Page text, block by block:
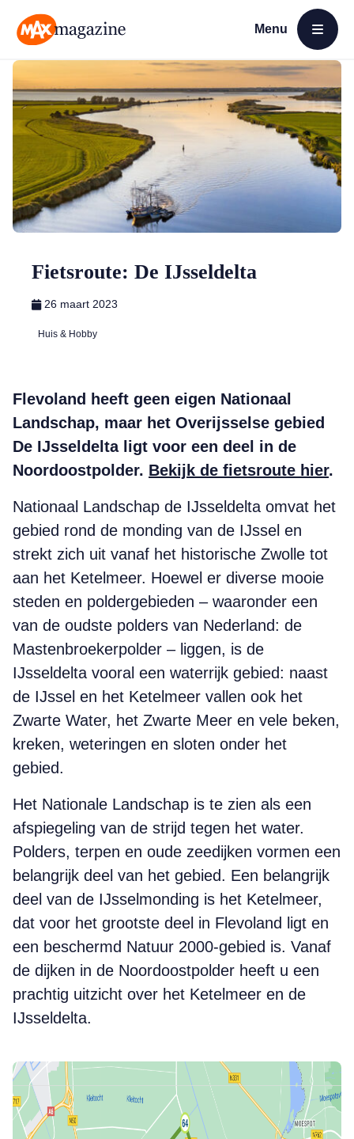
Menu
Open menu
Fietsroute: De IJsseldelta
26 maart 2023
Huis & Hobby
Flevoland heeft geen eigen Nationaal
Landschap, maar het Overijsselse gebied
De IJsseldelta ligt voor een deel in de
Noordoostpolder. Bekijk de fietsroute hier.
Nationaal Landschap de IJsseldelta omvat het
gebied rond de monding van de IJssel en
strekt zich uit vanaf het historische Zwolle tot
aan het Ketelmeer. Hoewel er diverse mooie
steden en poldergebieden – waaronder een
van de oudste polders van Nederland: de
Mastenbroekerpolder – liggen, is de
IJsseldelta vooral een waterrijk gebied: naast
de IJssel en het Ketelmeer vallen ook het
Zwarte Water, het Zwarte Meer en vele beken,
kreken, weteringen en sloten onder het
gebied.
Het Nationale Landschap is te zien als een
afspiegeling van de strijd tegen het water.
Polders, terpen en oude zeedijken vormen een
belangrijk deel van het gebied. Een belangrijk
deel van de IJsselmonding is het Ketelmeer,
dat voor het grootste deel in Flevoland ligt en
een beschermd Natuur 2000-gebied is. Vanaf
de dijken in de Noordoostpolder heeft u een
prachtig uitzicht over het Ketelmeer en de
IJsseldelta.